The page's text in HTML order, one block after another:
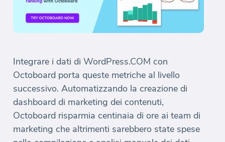
Integrare i dati di WordPress.COM con
Octoboard porta queste metriche al livello
successivo. Automatizzando la creazione di
dashboard di marketing dei contenuti,
Octoboard risparmia centinaia di ore ai team di
marketing che altrimenti sarebbero state spese